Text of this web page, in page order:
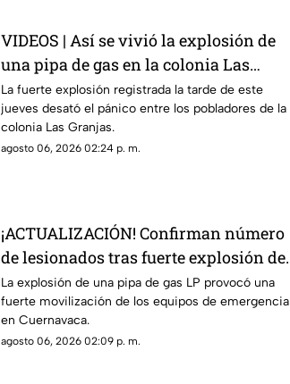
VIDEOS | Así se vivió la explosión de
una pipa de gas en la colonia Las
Granjas, Cuernavaca
La fuerte explosión registrada la tarde de este
jueves desató el pánico entre los pobladores de la
colonia Las Granjas.
agosto 06, 2026 02:24 p. m.
¡ACTUALIZACIÓN! Confirman número
de lesionados tras fuerte explosión de
pipa de gas en colonia Las Granjas
La explosión de una pipa de gas LP provocó una
fuerte movilización de los equipos de emergencia
en Cuernavaca.
agosto 06, 2026 02:09 p. m.